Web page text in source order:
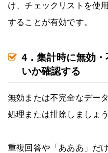
け、チェックリストを使
することが有効です。
4．集計時に無効
いか確認する
無効または不完全なデー
処理または排除しましょう
重複回答や「あああ」だ